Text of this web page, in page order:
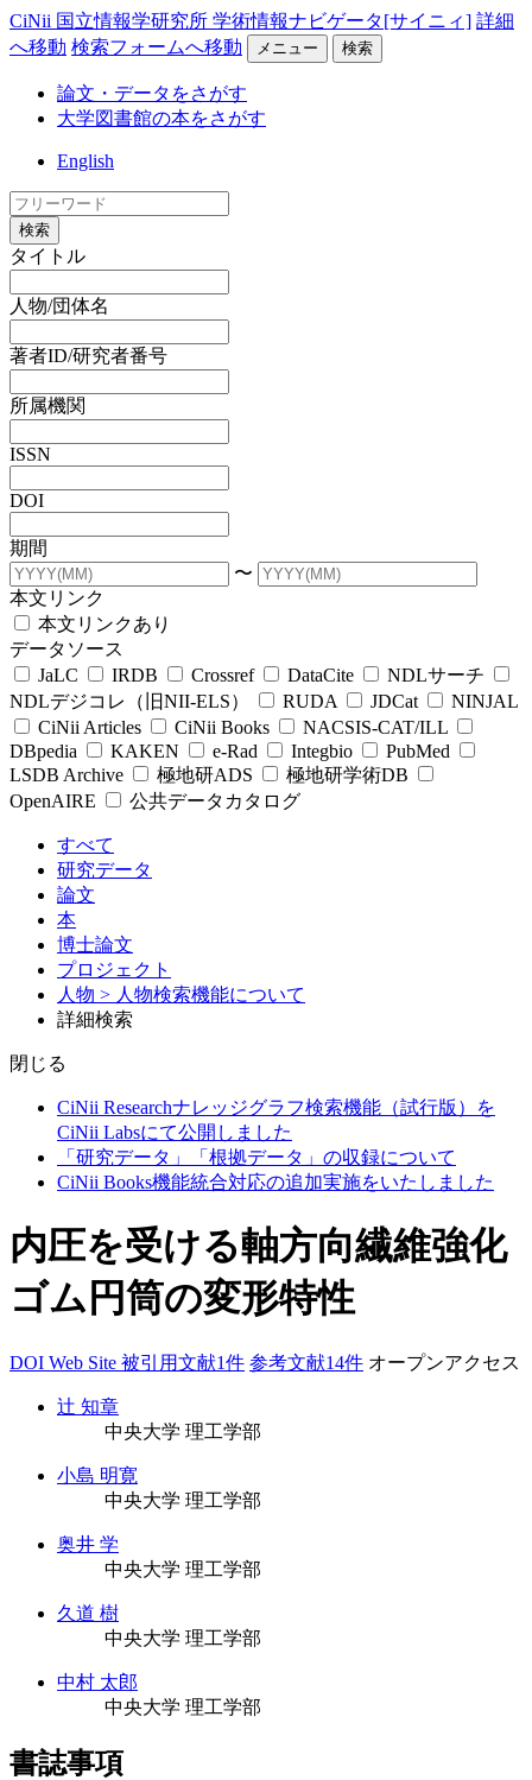
CiNii 国立情報学研究所 学術情報ナビゲータ[サイニィ] 詳細
へ移動 検索フォームへ移動 メニュー 検索
論文・データをさがす
大学図書館の本をさがす
English
検索
タイトル
人物/団体名
著者ID/研究者番号
所属機関
ISSN
DOI
期間
〜
本文リンク
本文リンクあり
データソース
JaLC
IRDB Crossref DataCite
NDLサーチ
NDLデジコレ（旧NII-ELS）
RUDA JDCat
NINJAL
CiNii Articles
CiNii Books
NACSIS-CAT/ILL
DBpedia
KAKEN e-Rad Integbio
PubMed
LSDB Archive
極地研ADS
極地研学術DB
OpenAIRE
公共データカタログ
すべて
研究データ
論文
本
博士論文
プロジェクト
人物 > 人物検索機能について
詳細検索
閉じる
CiNii Researchナレッジグラフ検索機能（試行版）を
CiNii Labsにて公開しました
「研究データ」「根拠データ」の収録について
CiNii Books機能統合対応の追加実施をいたしました
内圧を受ける軸方向繊維強化
ゴム円筒の変形特性
DOI Web Site 被引用文献1件 参考文献14件 オープンアクセス
辻 知章
中央大学 理工学部
小島 明寛
中央大学 理工学部
奥井 学
中央大学 理工学部
久道 樹
中央大学 理工学部
中村 太郎
中央大学 理工学部
書誌事項